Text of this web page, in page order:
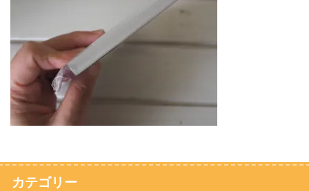
カテゴリー